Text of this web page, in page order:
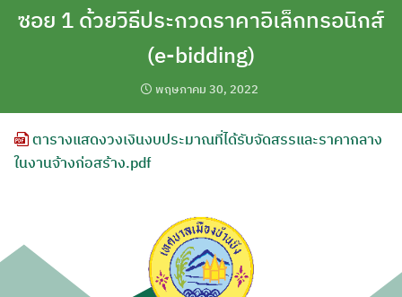
ซอย 1 ด้วยวิธีประกวดราคาอิเล็กทรอนิกส์
(e-bidding)
พฤษภาคม 30, 2022
ตารางแสดงวงเงินงบประมาณที่ได้รับจัดสรรและราคากลาง
ในงานจ้างก่อสร้าง.pdf